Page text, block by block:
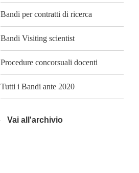
Bandi per contratti di ricerca
Bandi Visiting scientist
Procedure concorsuali docenti
Tutti i Bandi ante 2020
Vai all'archivio